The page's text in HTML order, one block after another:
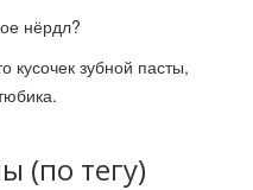
нёрдл?
кусочек зубной пасты,
(по тегу)